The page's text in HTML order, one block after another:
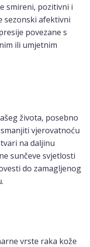
smireni, pozitivni i
sezonski afektivni
povezane s
ili umjetnim
života, posebno
vjerovatnoću
na daljinu
sunčeve svjetlosti
do zamagljenog
vrste raka kože